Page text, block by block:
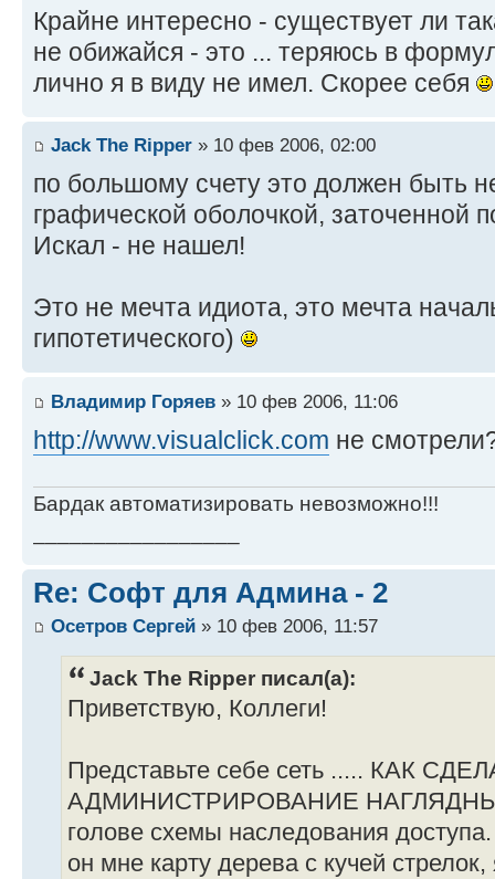
Крайне интересно - существует ли
не обижайся - это ... теряюсь в
лично я в виду не имел. Скорее себя
Jack The Ripper » 10 фев 2006, 02:00
по большому счету это должен быть
графической оболочкой, заточенной
Искал - не нашел!
Это не мечта идиота, это мечта
гипотетического)
Владимир Горяев » 10 фев 2006, 11:06
http://www.visualclick.com не
Бардак автоматизировать невозможно!!!
Re: Софт для Админа - 2
Осетров Сергей » 10 фев 2006, 11:57
Jack The Ripper писал(а):
Приветствую, Коллеги!
Представьте себе сеть ..... КАК
АДМИНИСТРИРОВАНИЕ
голове схемы наследования
он мне карту дерева с кучей